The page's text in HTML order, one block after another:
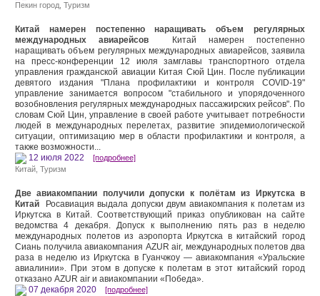
Пекин город Туризм
Китай намерен постепенно наращивать объем регулярных
международных авиарейсовКитай намерен постепенно
наращивать объем регулярных международных авиарейсов, заявила
на пресс-конференции 12 июля замглавы транспортного отдела
управления гражданской авиации Китая Сюй Цин. После публикации
девятого издания "Плана профилактики и контроля COVID-19"
управление занимается вопросом "стабильного и упорядоченного
возобновления регулярных международных пассажирских рейсов". По
словам Сюй Цин, управление в своей работе учитывает потребности
людей в международных перелетах, развитие эпидемиологической
ситуации, оптимизацию мер в области профилактики и контроля, а
также возможности...
12 июля 2022 [подробнее]
Китай Туризм
Две авиакомпании получили допуски к полётам из Иркутска в
Китай Росавиация выдала допуски двум авиакомпания к полетам из
Иркутска в Китай. Соответствующий приказ опубликован на сайте
ведомства 4 декабря. Допуск к выполнению пять раз в неделю
международных полетов из аэропорта Иркутска в китайский город
Сиань получила авиакомпания AZUR air, международных полетов два
раза в неделю из Иркутска в Гуанчжоу — авиакомпания «Уральские
авиалинии». При этом в допуске к полетам в этот китайский город
отказано AZUR air и авиакомпании «Победа».
07 декабря 2020 [подробнее]